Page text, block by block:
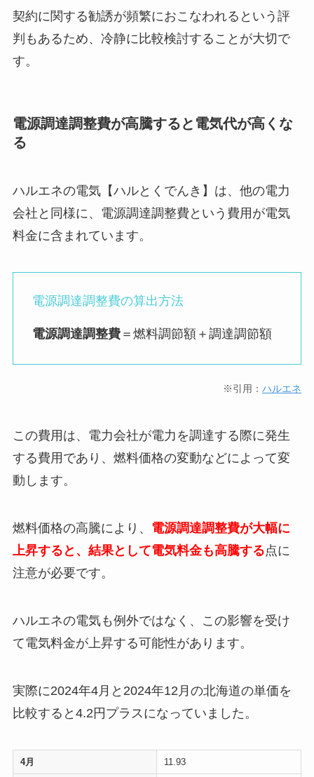
契約に関する勧誘が頻繁におこなわれるという評
判もあるため、冷静に比較検討することが大切で
す。
電源調達調整費が高騰すると電気代が高くな
る
ハルエネの電気【ハルとくでんき】は、他の電力
会社と同様に、電源調達調整費という費用が電気
料金に含まれています。
電源調達調整費の算出方法
電源調達調整費＝燃料調節額＋調達調節額
※引用：ハルエネ
この費用は、電力会社が電力を調達する際に発生
する費用であり、燃料価格の変動などによって変
動します。
燃料価格の高騰により、 電源調達調整費が大幅に
上昇すると、結果として電気料金も高騰する点に
注意が必要です。
ハルエネの電気も例外ではなく、この影響を受け
て電気料金が上昇する可能性があります。
実際に2024年4月と2024年12月の北海道の単価を
比較すると4.2円プラスになっていました。
4月 11.93